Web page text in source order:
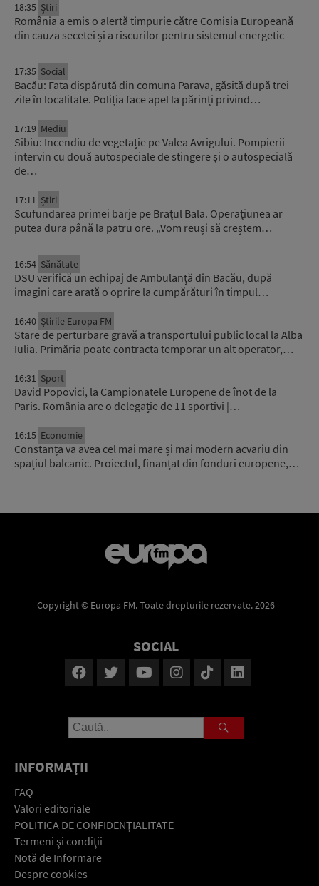
18:35 Știri
România a emis o alertă timpurie către Comisia Europeană
din cauza secetei și a riscurilor pentru sistemul energetic
17:35 Social
Bacău: Fata dispărută din comuna Parava, găsită după trei
zile în localitate. Poliția face apel la părinți privind…
17:19 Mediu
Sibiu: Incendiu de vegetație pe Valea Avrigului. Pompierii
intervin cu două autospeciale de stingere și o autospecială
de…
17:11 Știri
Scufundarea primei barje pe Brațul Bala. Operațiunea ar
putea dura până la patru ore. „Vom reuși să creștem…
16:54 Sănătate
DSU verifică un echipaj de Ambulanță din Bacău, după
imagini care arată o oprire la cumpărături în timpul…
16:40 Știrile Europa FM
Stare de perturbare gravă a transportului public local la Alba
Iulia. Primăria poate contracta temporar un alt operator,…
16:31 Sport
David Popovici, la Campionatele Europene de înot de la
Paris. România are o delegație de 11 sportivi |…
16:15 Economie
Constanța va avea cel mai mare și mai modern acvariu din
spațiul balcanic. Proiectul, finanțat din fonduri europene,…
Copyright © Europa FM. Toate drepturile rezervate. 2026
SOCIAL
INFORMAŢII
FAQ
Valori editoriale
POLITICA DE CONFIDENŢIALITATE
Termeni şi condiţii
Notă de Informare
Despre cookies